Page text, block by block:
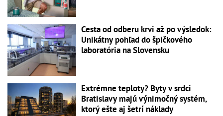
Cesta od odberu krvi až po výsledok:
Unikátny pohľad do špičkového
laboratória na Slovensku
Extrémne teploty? Byty v srdci
Bratislavy majú výnimočný systém,
ktorý ešte aj šetrí náklady